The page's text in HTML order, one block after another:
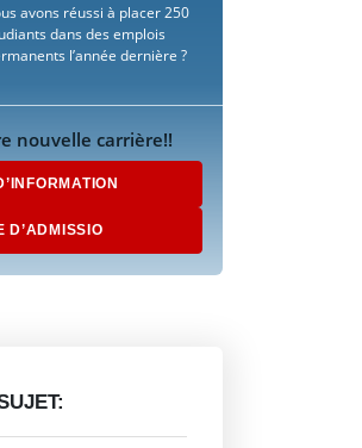
avons réussi à placer 250
dans des emplois
l’année dernière ?
nouvelle carrière!!
D’ADMISSIO